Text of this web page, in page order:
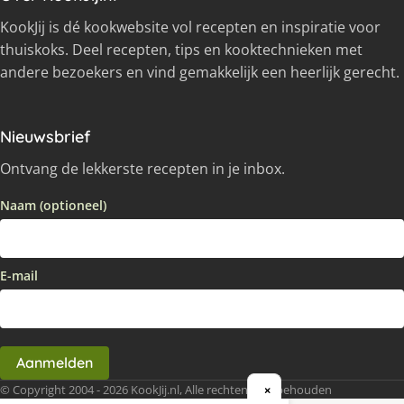
KookJij is dé kookwebsite vol recepten en inspiratie voor
thuiskoks. Deel recepten, tips en kooktechnieken met
andere bezoekers en vind gemakkelijk een heerlijk gerecht.
Nieuwsbrief
Ontvang de lekkerste recepten in je inbox.
Naam (optioneel)
E-mail
Aanmelden
© Copyright 2004 - 2026 KookJij.nl, Alle rechten voorbehouden
×